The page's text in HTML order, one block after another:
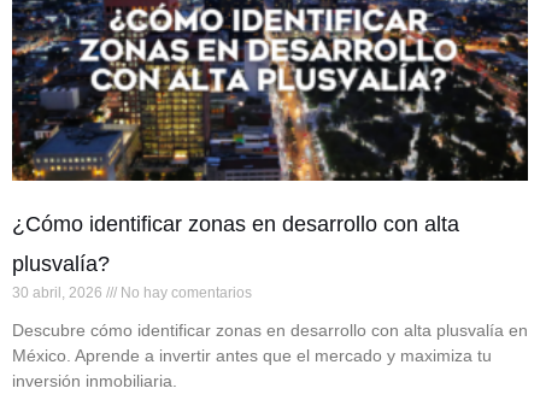
¿Cómo identificar zonas en desarrollo con alta
plusvalía?
30 abril, 2026 No hay comentarios
Descubre cómo identificar zonas en desarrollo con alta plusvalía en
México. Aprende a invertir antes que el mercado y maximiza tu
inversión inmobiliaria.